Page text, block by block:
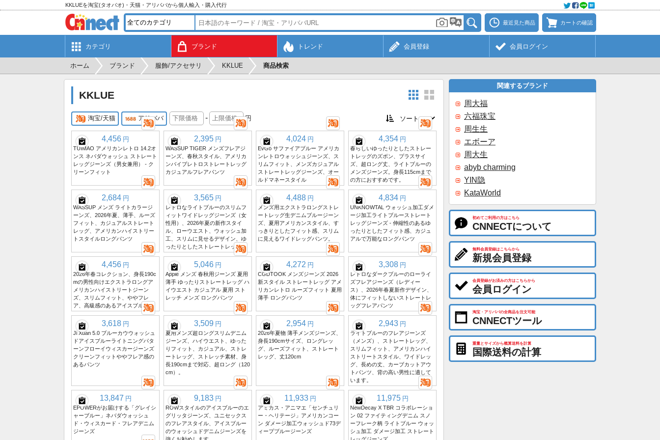
KKLUEを淘宝(タオバオ)・天猫・アリババから個人輸入・購入代行
最近見た商品 カートの確認
カテゴリ ブランド トレンド 会員登録 会員ログイン
ホーム ブランド 服飾/アクセサリ KKLUE 商品検索
KKLUE
淘宝/天猫 アリババ - 円
4,456 円
TUIMAO アメリカンレトロ 14.2オ
ンス ネバダウォッシュ ストレート
レッグジーンズ（男女兼用） - ク
リーンフィット
2,395 円
WASSUP TIGER メンズフレアジ
ーンズ、春秋スタイル、アメリカ
ンバイブレトロストレートレッグ
カジュアルフレアパンツ
4,024 円
EvGo サファイアブルー アメリカ
ンレトロウォッシュジーンズ、ス
リムフィット、メンズカジュアル
ストレートレッグジーンズ、オー
ルドマネースタイル
4,354 円
春らしいゆったりとしたストレー
トレッグのズボン、プラスサイ
ズ、超ロング丈、ライトブルーの
メンズジーンズ。身長115cmまで
の方におすすめです。
2,684 円
WASSUP メンズ ライトカラージ
ーンズ、2026年夏、薄手、ルーズ
フィット、カジュアルストレート
レッグ、アメリカンハイストリー
トスタイルロングパンツ
3,565 円
レトロなライトブルーのスリムフ
ィットワイドレッグジーンズ（女
性用）、2026年夏の新作スタイ
ル、ローウエスト、ウォッシュ加
工、スリムに見せるデザイン、ゆ
ったりとしたストレートレッグ。
4,488 円
メンズ用エクストラロングストレ
ートレッグ生デニムブルージーン
ズ、夏用アメリカンスタイル、す
っきりとしたフィット感、スリム
に見えるワイドレッグパンツ。
4,834 円
UNKNOWTAL ウォッシュ加工ダメ
ージ加工ライトブルーストレート
レッグジーンズ - 伸縮性のあるゆ
ったりとしたフィット感、カジュ
アルで万能なロングパンツ
4,456 円
2026年春コレクション、身長190c
mの男性向けエクストラロングア
メリカンハイストリートジーン
ズ、スリムフィット、ややフレ
ア、高級感のあるアイスブルー
5,046 円
Apple メンズ 春秋用ジーンズ 夏用
薄手 ゆったりストレートレッグ ハ
イウエスト カジュアル 夏用 スト
レッチ メンズ ロングパンツ
4,272 円
CGDTOOK メンズジーンズ 2026
新スタイル ストレートレッグ アメ
リカンレトロ ルーズフィット 夏用
薄手 ロングパンツ
3,308 円
レトロなダークブルーのローライ
ズフレアジーンズ（レディー
ス）、2026年春夏新作デザイン、
体にフィットしないストレートレ
ッグフレアパンツ
3,618 円
Ji Xuan 5.0 ブルーカウウォッシュ
ドアイスブルーライトニングパタ
ーンフローイウィスカージーンズ
クリーンフィットややフレア感の
あるパンツ
3,509 円
夏用メンズ超ロングスリムデニム
ジーンズ、ハイウエスト、ゆった
りフィット、カジュアル、ストレ
ートレッグ、ストレッチ素材、身
長190cmまで対応、超ロング（120
cm）。
2,954 円
2026年夏物 薄手メンズジーンズ、
身長190cmサイズ、ロングレッ
グ、ルーズフィット、ストレート
レッグ、丈120cm
2,943 円
ライトブルーのフレアジーンズ
（メンズ）、ストレートレッグ、
スリムフィット、アメリカンハイ
ストリートスタイル、ワイドレッ
グ、長めの丈、カーブカットアウ
トパンツ、背の高い男性に適して
います。
13,847 円
EPOWERがお届けする「グレイシ
ャーブルー」ネバダウォッシュ
ド・ウィスカード・フレアデニム
ジーンズ
9,183 円
ROWスタイルのアイスブルーのエ
グリッタジーンズ、ユニセックス
のフレアスタイル、アイスブルー
のウォッシュドデニムジーンズを
11,933 円
アミカス・アニマエ「センチュリ
ー・ヘリテージ」アメリカンコー
ン ダメージ加工ウォッシュド73デ
ィープブルージーンズ
11,975 円
NewDecay X TBR コラボレーショ
ン 02 ファイティングデニム スノ
ーフレーク柄 ライトブルー ウォッ
シュ加工 ダメージ加工 ストレート
関連するブランド
周大福
六福珠宝
周生生
エボーア
周大生
abyb charming
YIN隐
KataWorld
初めてご利用の方はこちら
CNNECTについて
無料会員登録はこちらから
新規会員登録
会員登録がお済みの方はこちらから
会員ログイン
淘宝・アリババの全商品を注文可能
CNNECTツール
重量とサイズから概算送料を計算
国際送料の計算